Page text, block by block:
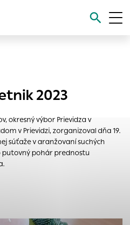
2023
okresný výbor Prievidza v
v Prievidzi, zorganizoval dňa 19.
súťaže v aranžovaní suchých
putovný pohár prednostu
aktivite a preferenciách.
aby si webový prehliadač
alebo aby sa uložila Vaša
ktorú chcete povoliť
pre prevádzku nevyhnutné a
ako je navigácia na stránke a